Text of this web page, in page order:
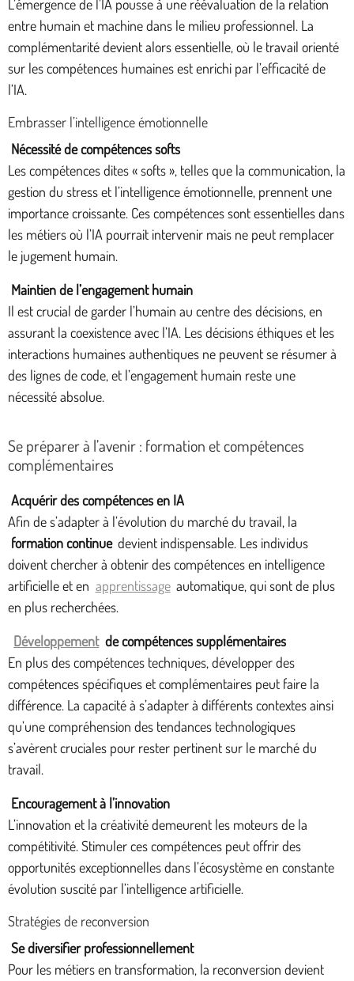
L’émergence de l’IA pousse à une réévaluation de la relation
entre humain et machine dans le milieu professionnel. La
complémentarité devient alors essentielle, où le travail orienté
sur les compétences humaines est enrichi par l’efficacité de
l’IA.
Embrasser l’intelligence émotionnelle
Nécessité de compétences softs
Les compétences dites « softs », telles que la communication, la
gestion du stress et l’intelligence émotionnelle, prennent une
importance croissante. Ces compétences sont essentielles dans
les métiers où l’IA pourrait intervenir mais ne peut remplacer
le jugement humain.
Maintien de l’engagement humain
Il est crucial de garder l’humain au centre des décisions, en
assurant la coexistence avec l’IA. Les décisions éthiques et les
interactions humaines authentiques ne peuvent se résumer à
des lignes de code, et l’engagement humain reste une
nécessité absolue.
Se préparer à l’avenir : formation et compétences
complémentaires
Acquérir des compétences en IA
Afin de s’adapter à l’évolution du marché du travail, la
formation continue devient indispensable. Les individus
doivent chercher à obtenir des compétences en intelligence
artificielle et en apprentissage automatique, qui sont de plus
en plus recherchées.
Développement de compétences supplémentaires
En plus des compétences techniques, développer des
compétences spécifiques et complémentaires peut faire la
différence. La capacité à s’adapter à différents contextes ainsi
qu’une compréhension des tendances technologiques
s’avèrent cruciales pour rester pertinent sur le marché du
travail.
Encouragement à l’innovation
L’innovation et la créativité demeurent les moteurs de la
compétitivité. Stimuler ces compétences peut offrir des
opportunités exceptionnelles dans l’écosystème en constante
évolution suscité par l’intelligence artificielle.
Stratégies de reconversion
Se diversifier professionnellement
Pour les métiers en transformation, la reconversion devient